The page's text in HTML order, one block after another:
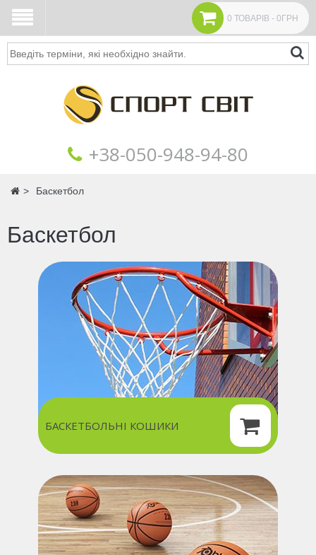
0 ТОВАРІВ - 0ГРН
Пошук
+38‎‎-050-948-94-80
Головна
Баскетбол
Баскетбол
БАСКЕТБОЛЬНІ КОШИКИ